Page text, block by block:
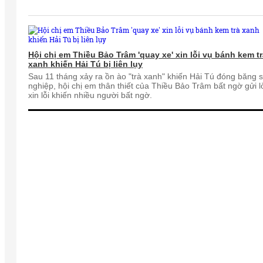
Hội chị em Thiều Bảo Trâm 'quay xe' xin lỗi vụ bánh kem
xanh khiến Hải Tú bị liên lụy
Sau 11 tháng xảy ra ồn ào "trà xanh" khiến Hải Tú đóng băng
nghiệp, hội chị em thân thiết của Thiều Bảo Trâm bất ngờ gửi
xin lỗi khiến nhiều người bất ngờ.